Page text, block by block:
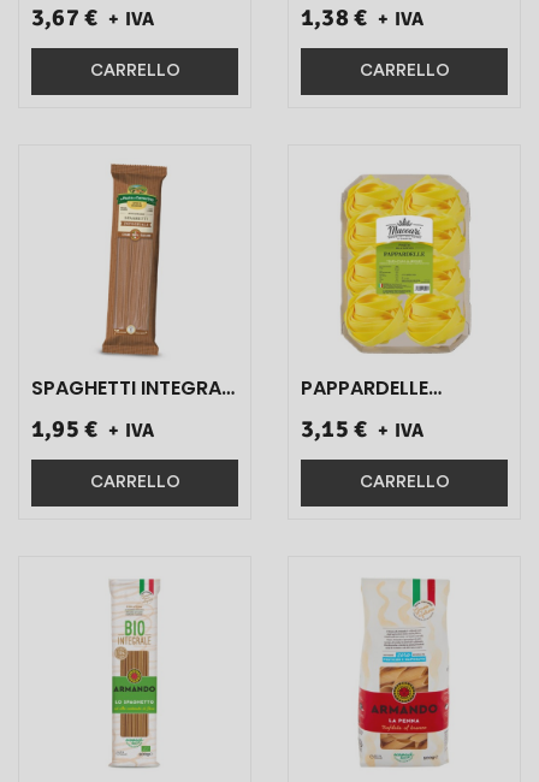
ART.0128 500 GR 1
PZ}
3,67 € + IVA
CARRELLO
500 GR 1 PZ}
1,38 € + IVA
CARRELLO
SPAGHETTI INTEGRALI
ITALIANO 500 GR 1
PZ}
1,95 € + IVA
CARRELLO
PAPPARDELLE
500 GR 1 PZ}
3,15 € + IVA
CARRELLO